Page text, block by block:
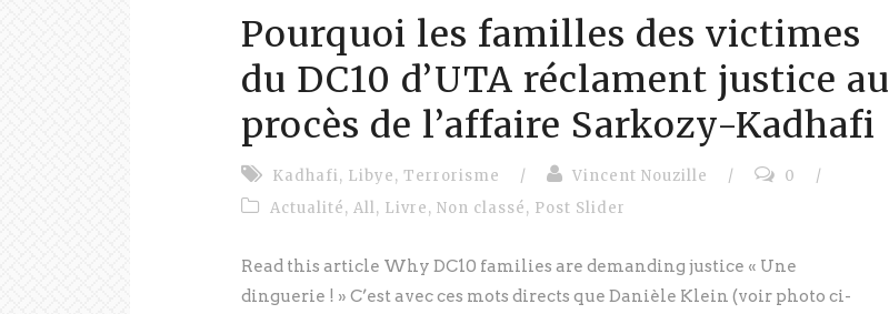
Pourquoi les familles des victimes
du DC10 d’UTA réclament justice au
procès de l’affaire Sarkozy-Kadhafi
Kadhafi, Libye, Terrorisme / Vincent Nouzille / 0
/
Actualité, All, Livre, Non classé, Post Slider
Read this article Why DC10 families are demanding justice « Une
dinguerie ! » C’est avec ces mots directs que Danièle Klein (voir photo ci-